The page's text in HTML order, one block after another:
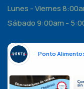
Lunes - Viernes
Sábado 9:00am -
Ponto